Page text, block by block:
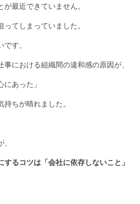
最近できていません。
てしまっていました。
す。
における組織間の違和感の原因が、
にあった」
ちが晴れました。
るコツは「会社に依存しないこと」